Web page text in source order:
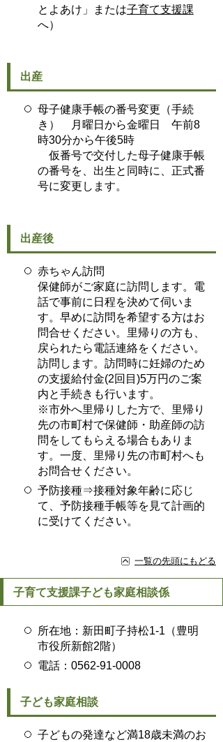
とよあけ」または子育て支援課
へ）
出産
母子健康手帳の番号変更（手続
き） 月曜日から金曜日 午前8
時30分から午後5時
仮番号で交付した母子健康手帳
の番号を、出生と同時に、正式番
号に変更します。
出産後
赤ちゃん訪問
保健師がご家庭に訪問します。電
話で事前に日程を決めて伺いま
す。早めに訪問を希望する方はお
問合せください。里帰りの方も、
戻られたら電話連絡をください。
訪問します。訪問時に妊婦のため
の支援給付金(2回目)5万円のご案
内と手続きも行います。
※市外へ里帰りした方で、里帰り
先の市町村で保健師・助産師の訪
問をしてもらえる場合もありま
す。一度、里帰り先の市町村へも
お問合せください。
予防接種⇒接種対象年齢に応じ
て、予防接種手帳等を見て計画的
に受けてください。
一覧の先頭にもどる
子育て支援課子ども家庭相談係
所在地：新田町子持松1-1（豊明
市役所新館2階）
電話：0562-91-0008
子ども家庭相談
子どもの発達など満18歳未満のお